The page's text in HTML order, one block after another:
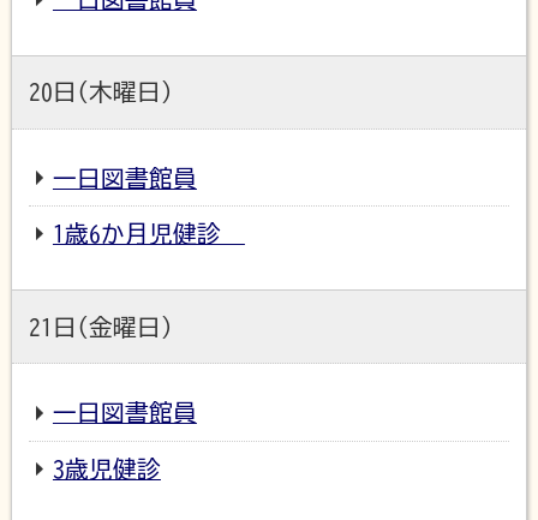
20日(木曜日)
一日図書館員
1歳6か月児健診
21日(金曜日)
一日図書館員
3歳児健診